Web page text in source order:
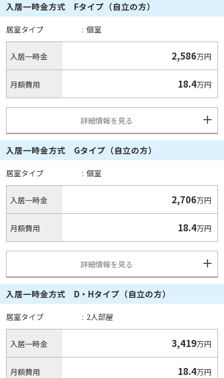
入居一時金方式 Fタイプ（自立の方）
居室タイプ : 個室
入居一時金 2,586万円
月額費用 18.4万円
詳細情報を見る
入居一時金方式 Gタイプ（自立の方）
居室タイプ : 個室
入居一時金 2,706万円
月額費用 18.4万円
詳細情報を見る
入居一時金方式 D・Hタイプ（自立の方）
居室タイプ : 2人部屋
入居一時金 3,419万円
月額費用 18.4万円